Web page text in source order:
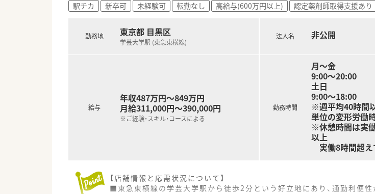
駅チカ 新卒可 未経験可 転勤なし 高給与(600万円以上) 認定薬剤師取得支援あり
勤務地 東京都 目黒区
学芸大学駅 (東急東横線)
給与
年収487万円～849万円
月給311,000円～390,000円
※ご経験・スキル・コースによる
法人名 非公開
勤務時間
月～金
9:00～20:00
土日
9:00～18:00
※週平均40時間
単位の変形労働
※休憩時間は実
以上
実働8時間超
【店舗情報と応需状況について】
■東急東横線の学芸大学駅から徒歩2分という好立地にあり、通勤利便性